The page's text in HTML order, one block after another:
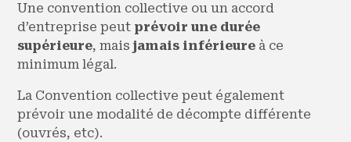
Une convention collective ou un accord
d’entreprise peut prévoir une durée
supérieure, maisjamais inférieure à ce
minimum légal.
La Convention collective peut également
prévoir une modalité de décompte différente
(ouvrés, etc).